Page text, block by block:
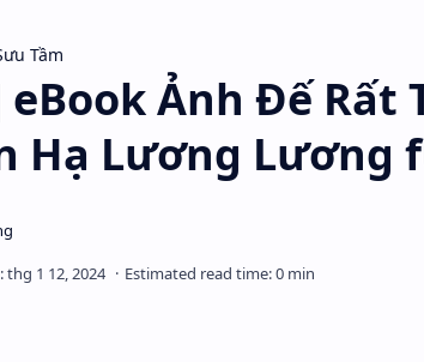
Tầm
Ảnh Đế Rất
Hạ Lương Lương